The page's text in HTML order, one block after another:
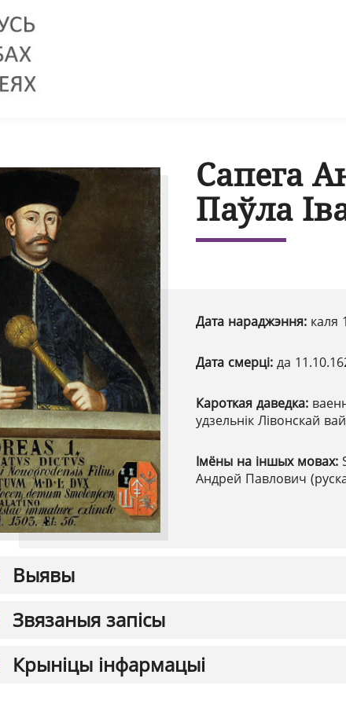
Сапега
Паўла
Дата нараджэння: каля
Дата смерці: да
Кароткая даведка:
удзельнік Лівонскай
Імёны на іншых мовах:
Андрей Павлович
Выявы
Звязаныя запісы
Крыніцы інфармацыі